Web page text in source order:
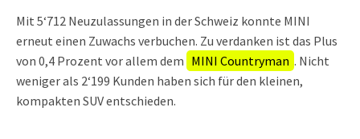
Mit 5‘712 Neuzulassungen in der Schweiz konnte MINI
erneut einen Zuwachs verbuchen. Zu verdanken ist das Plus
von 0,4 Prozent vor allem dem MINI Countryman . Nicht
weniger als 2‘199 Kunden haben sich für den kleinen,
kompakten SUV entschieden.